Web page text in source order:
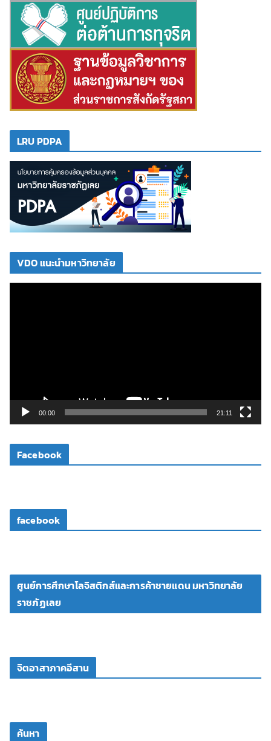
LRU PDPA
VDO แนะนำมหาวิทยาลัย
ดี
โ
00:00 21:11
Facebook
facebook
ศูนย์การศึกษาโลจิสติกส์และการค้าชายแดน มหาวิทยาลัย
ราชภัฏเลย
จิตอาสาภาคอีสาน
ค้นหา